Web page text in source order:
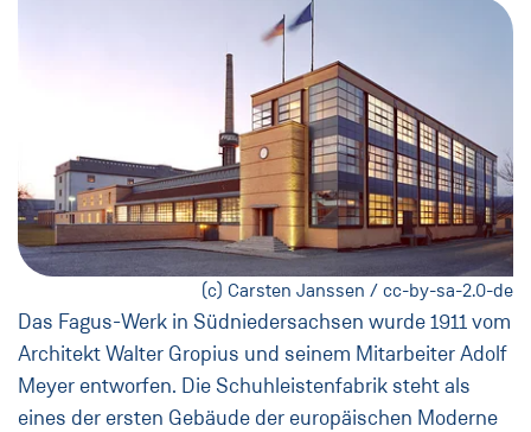
(c) Carsten Janssen / cc-by-sa-2.0-de
Das Fagus-Werk in Südniedersachsen wurde 1911 vom
Architekt Walter Gropius und seinem Mitarbeiter Adolf
Meyer entworfen. Die Schuhleistenfabrik steht als
eines der ersten Gebäude der europäischen Moderne